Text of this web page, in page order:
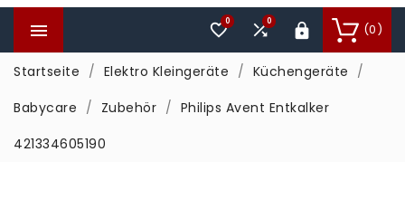
 (0)

0
0
Startseite Elektro Kleingeräte
Küchengeräte
Babycare
Zubehör
Philips Avent Entkalker
421334605190